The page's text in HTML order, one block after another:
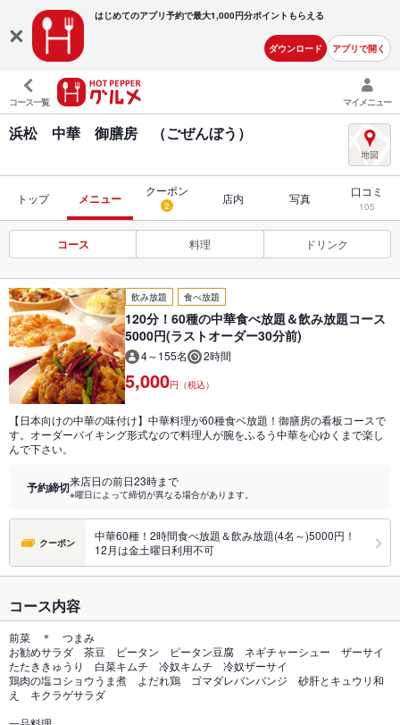
はじめてのアプリ予約で最大1,000円分ポイントもらえる
ダウンロード アプリで開く
コース一覧 マイメニュー
浜松 中華 御膳房 （ごぜんぼう）
トップ メニュー
クーポン
2 店内 写真 口コミ
105
コース 料理 ドリンク
飲み放題 食べ放題
120分！60種の中華食べ放題＆飲み放題コース
5000円(ラストオーダー30分前)
4～155名 2時間
5,000円（税込）
【日本向けの中華の味付け】中華料理が60種食ベ放題！御膳房の看板コースで
す。オーダーバイキング形式なので料理人が腕をふるう中華を心ゆくまで楽し
んで下さい。
予約締切来店日の前日23時まで
※曜日によって締切が異なる場合があります。
クーポン
中華60種！2時間食べ放題＆飲み放題(4名～)5000円！
12月は金土曜日利用不可
コース内容
前菜 ＊ つまみ
お勧めサラダ 茶豆 ピータン ピータン豆腐 ネギチャーシュー ザーサイ
たたききゅうり 白菜キムチ 冷奴キムチ 冷奴ザーサイ
鶏肉の塩コショウうま煮 よだれ鶏 ゴマダレバンバンジ 砂肝とキュウリ和
え キクラゲサラダ